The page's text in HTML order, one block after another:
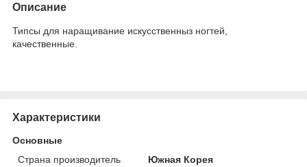
Описание
Типсы для наращивание искусственныз ногтей,
качественные.
Характеристики
Основные
Страна производитель
Южная Корея